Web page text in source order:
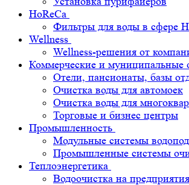
HoReCa
Фильтры для воды в сфере
Wellness
Wellness-решения от
Коммерческие и муниципальные
Отели, пансионаты, базы
Очистка воды для автомоек
Очистка воды для
Торговые и бизнес центры
Промышленность
Модульные системы
Промышленные системы
Теплоэнергетика
Водоочистка на